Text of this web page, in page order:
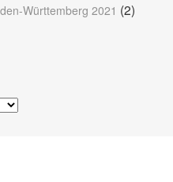
Württemberg 2021 (2)